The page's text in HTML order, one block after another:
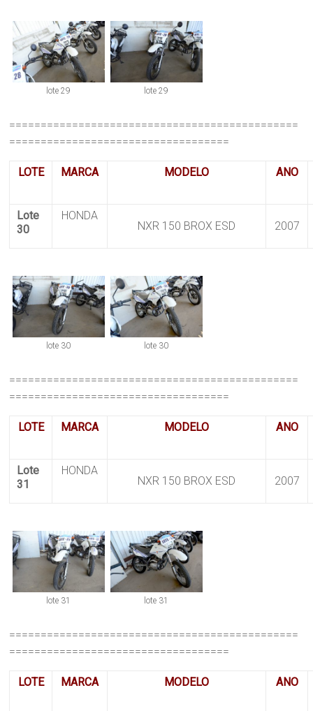
lote 29 lote 29
==============================================
===================================
LOTE MARCA MODELO ANO
Lote
30
HONDA
NXR 150 BROX ESD 2007
lote 30 lote 30
==============================================
===================================
LOTE MARCA MODELO ANO
Lote
31
HONDA
NXR 150 BROX ESD 2007
lote 31 lote 31
==============================================
===================================
LOTE MARCA MODELO ANO